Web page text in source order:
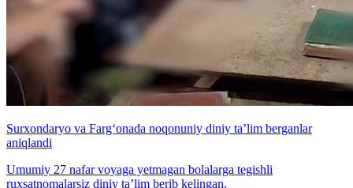
Surxondaryo va Farg‘onada noqonuniy diniy ta’lim berganlar
aniqlandi
Umumiy 27 nafar voyaga yetmagan bolalarga tegishli
ruxsatnomalarsiz diniy ta’lim berib kelingan.